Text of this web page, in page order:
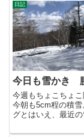
日記
今日も雪かき
今週もちょこちょこ
今朝も5cm程の積
グとはいえ、最近